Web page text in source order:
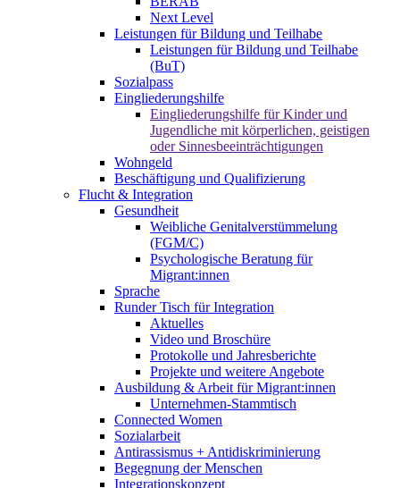
Next Level
Leistungen für Bildung und Teilhabe
Leistungen für Bildung und Teilhabe
(BuT)
Sozialpass
Eingliederungshilfe
Eingliederungshilfe für Kinder und
Jugendliche mit körperlichen, geistigen
oder Sinnesbeeinträchtigungen
Wohngeld
Beschäftigung und Qualifizierung
Flucht & Integration
Gesundheit
Weibliche Genitalverstümmelung
(FGM/C)
Psychologische Beratung für
Migrant:innen
Sprache
Runder Tisch für Integration
Aktuelles
Video und Broschüre
Protokolle und Jahresberichte
Projekte und weitere Angebote
Ausbildung & Arbeit für Migrant:innen
Unternehmen-Stammtisch
Connected Women
Sozialarbeit
Antirassismus + Antidiskriminierung
Begegnung der Menschen
Integrationskonzept